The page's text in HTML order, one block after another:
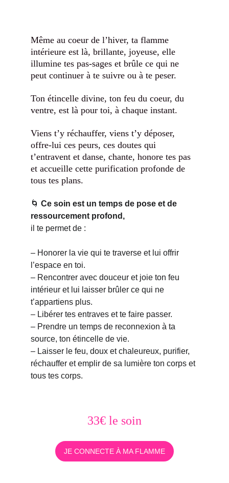
33€ le soin
JE CONNECTE À MA FLAMME
Même au coeur de l’hiver, ta flamme
intérieure est là, brillante, joyeuse, elle
illumine tes pas-sages et brûle ce qui ne
peut continuer à te suivre ou à te peser.
Ton étincelle divine, ton feu du coeur, du
ventre, est là pour toi, à chaque instant.
Viens t’y réchauffer, viens t’y déposer,
offre-lui ces peurs, ces doutes qui
t’entravent et danse, chante, honore tes pas
et accueille cette purification profonde de
tous tes plans.
🌀 Ce soin est un temps de pose et de
ressourcement profond,
il te permet de :
– Honorer la vie qui te traverse et lui offrir
l’espace en toi.
– Rencontrer avec douceur et joie ton feu
intérieur et lui laisser brûler ce qui ne
t’appartiens plus.
– Libérer tes entraves et te faire passer.
– Prendre un temps de reconnexion à ta
source, ton étincelle de vie.
– Laisser le feu, doux et chaleureux, purifier,
réchauffer et emplir de sa lumière ton corps et
tous tes corps.